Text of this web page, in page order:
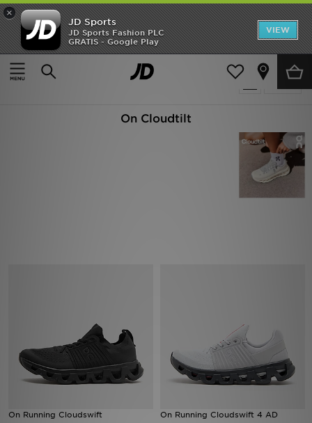
×
JD Sports
JD Sports Fashion PLC
GRATIS - Google Play
VIEW
Hjem
On Running Cloudswift
31 Produkter fundet
On Cloudtilt
On Running Cloudswift On Running Cloudswift 4 AD
Hjem
Udsalg
Download JD app'en
Mit JD